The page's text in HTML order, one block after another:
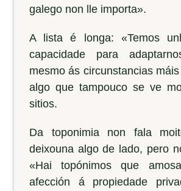
galego non lle importa».
A lista é longa: «Temos
capacidade para
mesmo ás circunstancias
algo que tampouco se ve
sitios.
Da toponimia non fala
deixouna algo de lado, pero
«Hai topónimos que
afección á propiedade